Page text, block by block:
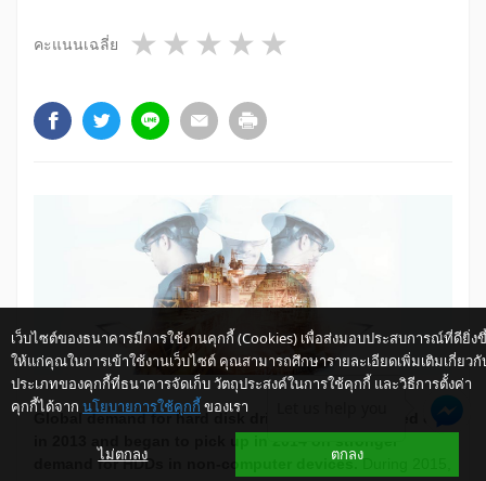
คะแนนเฉลี่ย 4 stars
3 stars
2 stars
1 star
Global demand for hard disk drives (HDD) bottomed out
demand for HDDs in non-computer devices.During 2015,
เว็บไซต์ของธนาคารมีการใช้งานคุกกี้ (Cookies) เพื่อส่งมอบประสบการณ์ที่ดียิ่ง
ให้แก่คุณในการเข้าใช้งานเว็บไซต์ คุณสามารถศึกษารายละเอียดเพิ่มเติมเกี่ยวกั
ประเภทของคุกกี้ที่ธนาคารจัดเก็บ วัตถุประสงค์ในการใช้คุกกี้ และวิธีการตั้งค่า
คุกกี้ได้จาก นโยบายการใช้คุกกี้ ของเรา
ไม่ตกลง ตกลง